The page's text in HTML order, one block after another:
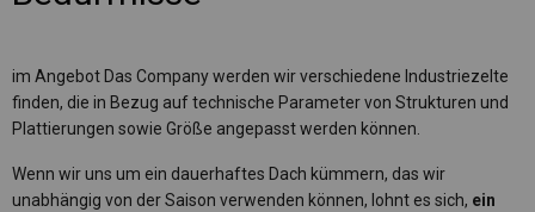
im Angebot Das Company werden wir verschiedene Industriezelte
finden, die in Bezug auf technische Parameter von Strukturen und
Plattierungen sowie Größe angepasst werden können.
Wenn wir uns um ein dauerhaftes Dach kümmern, das wir
unabhängig von der Saison verwenden können, lohnt es sich, ein